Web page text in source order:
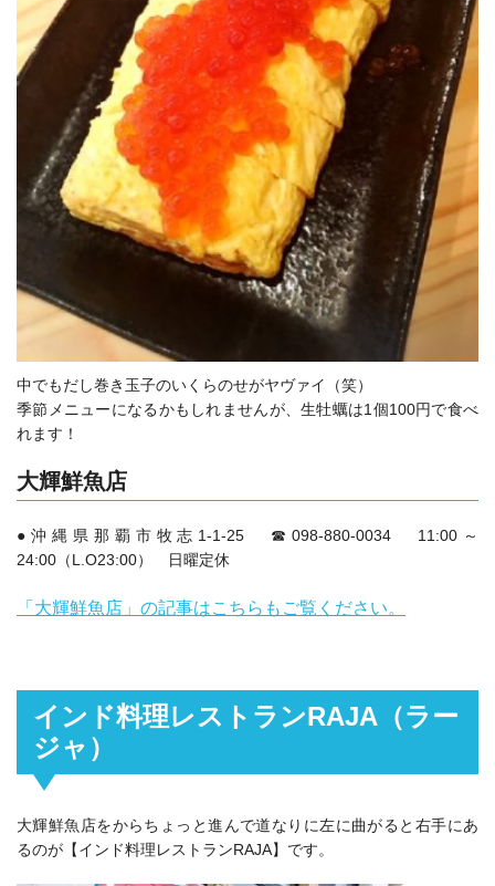
中でもだし巻き玉子のいくらのせがヤヴァイ（笑）
季節メニューになるかもしれませんが、生牡蠣は1個100円で食べ
れます！
大輝鮮魚店
●沖縄県那覇市牧志1‐1‐25 ☎098‐880‐0034 11:00～
24:00（L.O23:00） 日曜定休
「大輝鮮魚店」の記事はこちらもご覧ください。
インド料理レストランRAJA（ラー
ジャ）
大輝鮮魚店をからちょっと進んで道なりに左に曲がると右手にあ
るのが【インド料理レストランRAJA】です。